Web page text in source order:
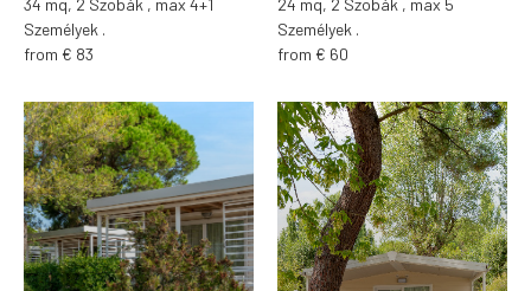
34 mq, 2 Szobák , max 4+1
Személyek .
from € 83
24 mq, 2 Szobák , max 5
Személyek .
from € 60